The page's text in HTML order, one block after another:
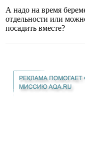
А надо на время
отдельности или
посадить вместе?